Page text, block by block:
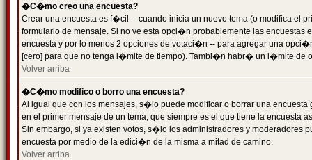
�C�mo creo una encuesta?
Crear una encuesta es f�cil -- cuando inicia un nuevo tema (o modifica el
formulario de mensaje. Si no ve esta opci�n probablemente las
encuesta y por lo menos 2 opciones de votaci�n -- para agregar una
[cero] para que no tenga l�mite de tiempo). Tambi�n habr� un l�mite de
Volver arriba
�C�mo modifico o borro una encuesta?
Al igual que con los mensajes, s�lo puede modificar o borrar una
en el primer mensaje de un tema, que siempre es el que tiene la encuesta
Sin embargo, si ya existen votos, s�lo los administradores y moderadores
encuesta por medio de la edici�n de la misma a mitad de camino.
Volver arriba